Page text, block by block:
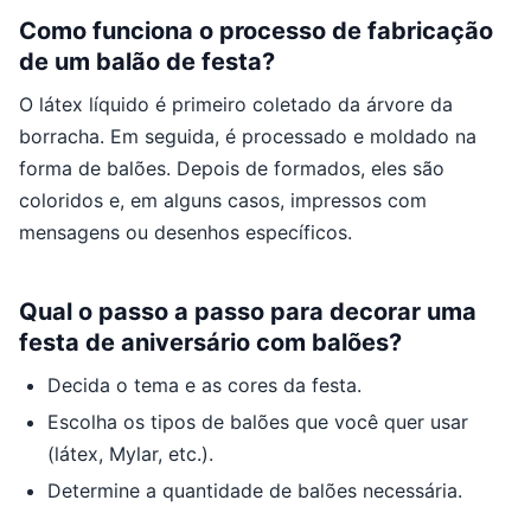
Como funciona o processo de fabricação
de um balão de festa?
O látex líquido é primeiro coletado da árvore da
borracha. Em seguida, é processado e moldado na
forma de balões. Depois de formados, eles são
coloridos e, em alguns casos, impressos com
mensagens ou desenhos específicos.
Qual o passo a passo para decorar uma
festa de aniversário com balões?
Decida o tema e as cores da festa.
Escolha os tipos de balões que você quer usar
(látex, Mylar, etc.).
Determine a quantidade de balões necessária.